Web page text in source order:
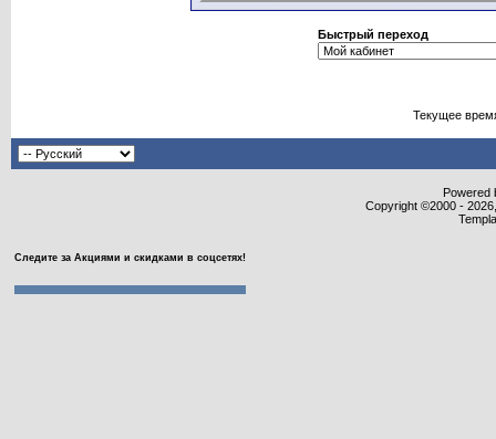
Быстрый переход
Текущее
Powered
Copyright ©2000 -
Следите за Акциями и скидками в соцсетях!